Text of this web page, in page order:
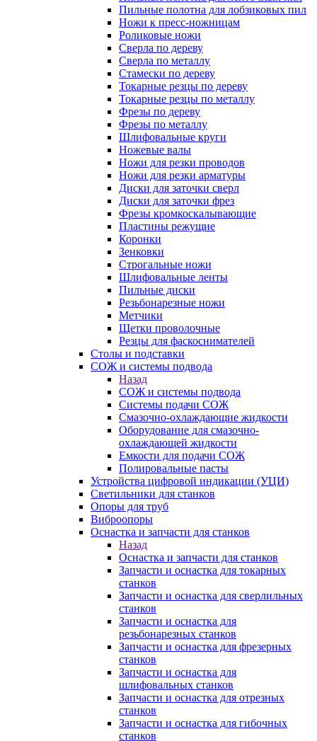
Пильные полотна для лобзиковых пил
Ножи к пресс-ножницам
Роликовые ножи
Сверла по дереву
Сверла по металлу
Стамески по дереву
Токарные резцы по дереву
Токарные резцы по металлу
Фрезы по дереву
Фрезы по металлу
Шлифовальные круги
Ножевые валы
Ножи для резки проводов
Ножи для резки арматуры
Диски для заточки сверл
Диски для заточки фрез
Фрезы кромкоскалывающие
Пластины режущие
Коронки
Зенковки
Строгальные ножи
Шлифовальные ленты
Пильные диски
Резьбонарезные ножи
Метчики
Щетки проволочные
Резцы для фаскоснимателей
Столы и подставки
СОЖ и системы подвода
Назад
СОЖ и системы подвода
Системы подачи СОЖ
Смазочно-охлаждающие жидкости
Оборудование для смазочно-
охлаждающей жидкости
Емкости для подачи СОЖ
Полировальные пасты
Устройства цифровой индикации (УЦИ)
Светильники для станков
Опоры для труб
Виброопоры
Оснастка и запчасти для станков
Назад
Оснастка и запчасти для станков
Запчасти и оснастка для токарных
станков
Запчасти и оснастка для сверлильных
станков
Запчасти и оснастка для
резьбонарезных станков
Запчасти и оснастка для фрезерных
станков
Запчасти и оснастка для
шлифовальных станков
Запчасти и оснастка для отрезных
станков
Запчасти и оснастка для гибочных
станков